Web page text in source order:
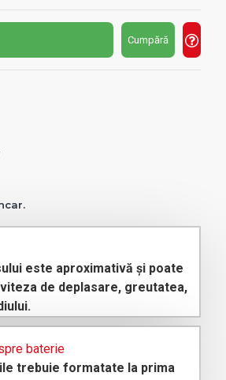
Cumpără
este aproximativă și poate
de deplasare, greutatea,
baterie
trebuie formatate la prima